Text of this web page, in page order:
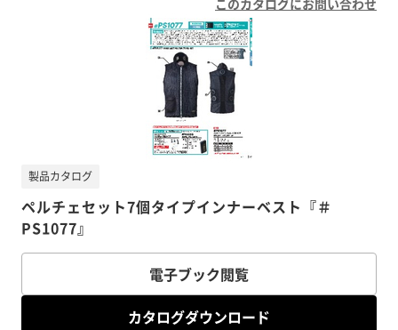
このカタログにお問い合わせ
ペルチェセット7個タイプインナーベスト『＃
PS1077』
製品カタログ
電子ブック閲覧
カタログダウンロード